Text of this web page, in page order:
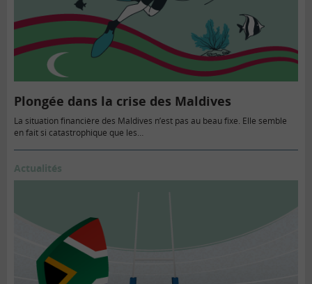
Plongée dans la crise des Maldives
La situation financière des Maldives n’est pas au beau fixe. Elle semble
en fait si catastrophique que les…
Actualités